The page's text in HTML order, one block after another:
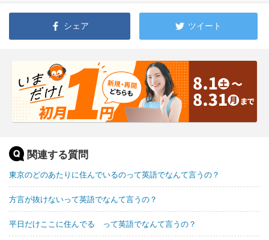
シェア ツイート
関連する質問
東京のどのあたりに住んでいるのって英語でなんて言うの？
方言が抜けないって英語でなんて言うの？
平日だけここに住んでる って英語でなんて言うの？